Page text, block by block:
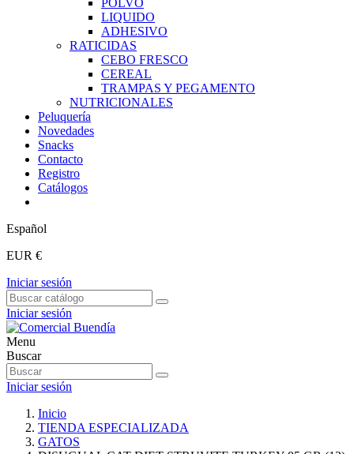
POLVO
LIQUIDO
ADHESIVO
RATICIDAS
CEBO FRESCO
CEREAL
TRAMPAS Y PEGAMENTO
NUTRICIONALES
Peluquería
Novedades
Snacks
Contacto
Registro
Catálogos
Español
EUR €
Iniciar sesión
Iniciar sesión
Menu
Buscar
Iniciar sesión
Inicio
TIENDA ESPECIALIZADA
GATOS